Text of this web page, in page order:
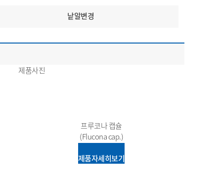
낱알변경
제품사진
프루코나 캡슐
(Flucona cap.)
제품자세히보기